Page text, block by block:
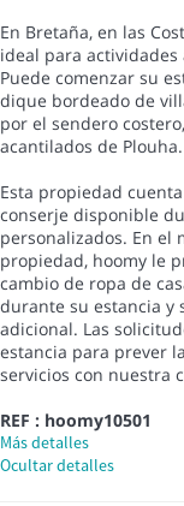
En Bretaña, en las
ideal para
Puede comenzar su
dique bordeado de
por el sendero
acantilados de Plouha.
Esta propiedad
conserje disponible
personalizados. En el
propiedad, hoomy le
cambio de ropa de
durante su estancia y
adicional. Las
estancia para prever
servicios con nuestra
REF : hoomy10501
Más detalles
Ocultar detalles